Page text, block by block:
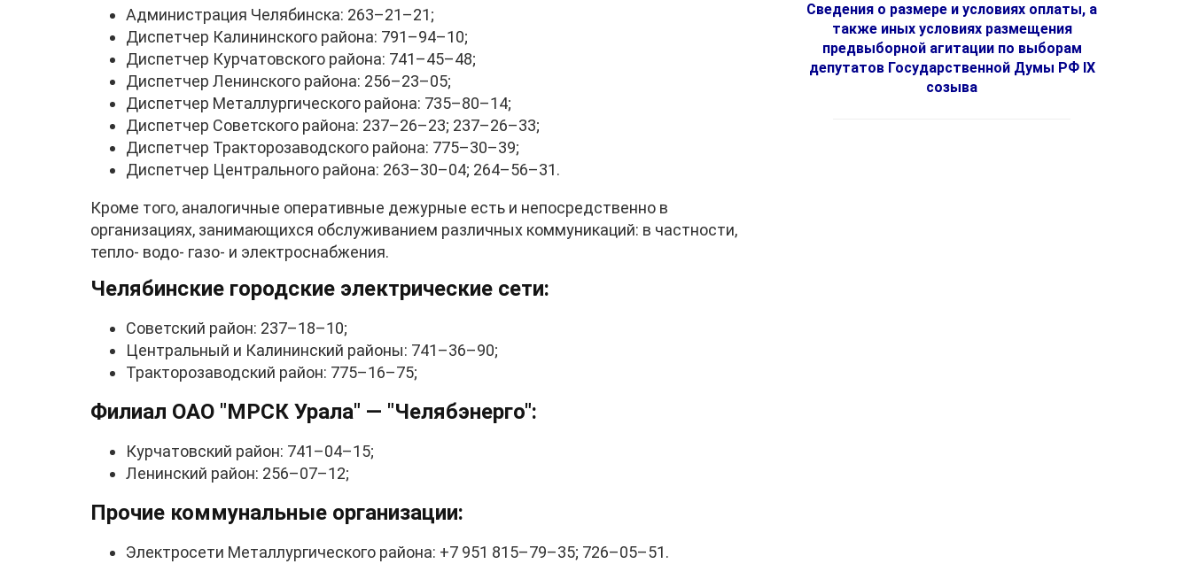
Администрация Челябинска: 263–21–21;
Диспетчер Калининского района: 791–94–10;
Диспетчер Курчатовского района: 741–45–48;
Диспетчер Ленинского района: 256–23–05;
Диспетчер Металлургического района: 735–80–14;
Диспетчер Советского района: 237–26–23; 237–26–33;
Диспетчер Тракторозаводского района: 775–30–39;
Диспетчер Центрального района: 263–30–04; 264–56–31.
Кроме того, аналогичные оперативные дежурные есть и непосредственно в
организациях, занимающихся обслуживанием различных коммуникаций: в частности,
тепло- водо- газо- и электроснабжения.
Челябинские городские электрические сети:
Советский район: 237–18–10;
Центральный и Калининский районы: 741–36–90;
Тракторозаводский район: 775–16–75;
Филиал ОАО "МРСК Урала" — "Челябэнерго":
Курчатовский район: 741–04–15;
Ленинский район: 256–07–12;
Прочие коммунальные организации:
Электросети Металлургического района: +7 951 815–79–35; 726–05–51.
Сведения о размере и условиях оплаты, а
также иных условиях размещения
предвыборной агитации по выборам
депутатов Государственной Думы РФ IX
созыва